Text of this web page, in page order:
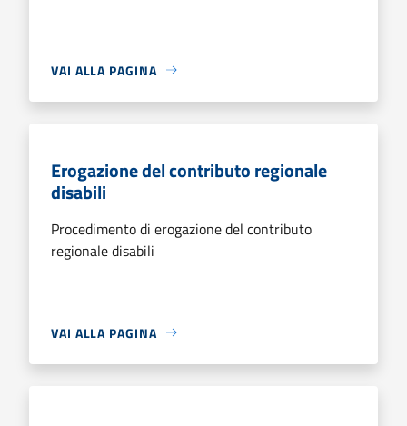
VAI ALLA PAGINA
Erogazione del contributo regionale
disabili
Procedimento di erogazione del contributo
regionale disabili
VAI ALLA PAGINA